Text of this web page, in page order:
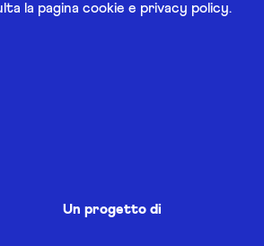
la pagina cookie e privacy policy.
Un progetto di